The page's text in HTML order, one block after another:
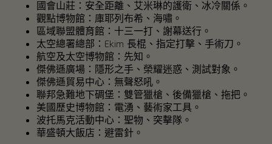
國會山莊 ：安全距離、艾米琳的護衛、冰冷關係。
觀點博物館 ：庫耶列布希、海嘯。
區域聯盟體育館 ：十三一打、謝幕送行。
太空總署總部 ：Ekim 長棍、指定打擊、手術刀。
航空及太空博物館 ：先知。
傑佛遜廣場 ：隱形之手、榮耀迷惑、測試對象。
傑佛遜貿易中心 ：無聲怒吼。
聯邦急難地下碉堡 ：雙管獵槍、後備獵槍、拖把。
美國歷史博物館 ：電湧、藝術家工具。
波托馬克活動中心 ：聖物、突擊隊。
華盛頓大飯店 ：避雷針。